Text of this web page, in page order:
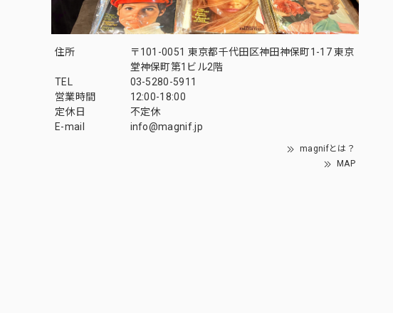
住所
〒101-0051 東京都千代田区神田神保町1-17 東京
堂神保町第1ビル2階
TEL
03-5280-5911
営業時間
12:00-18:00
定休日
不定休
E-mail
info@magnif.jp
magnifとは？
MAP